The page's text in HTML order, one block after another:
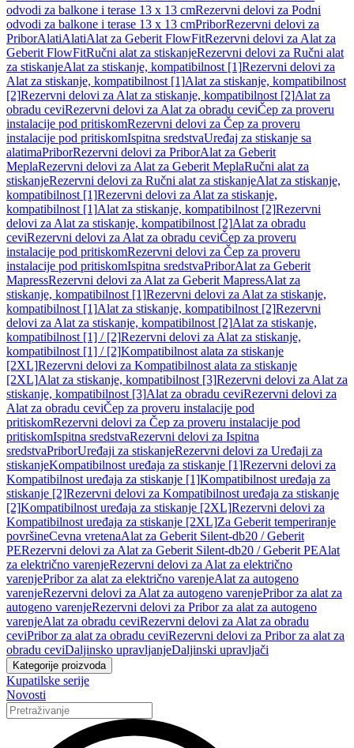
odvodi za balkone i terase 13 x 13 cmRezervni delovi za Podni
odvodi za balkone i terase 13 x 13 cmPriborRezervni delovi za
PriborAlatiAlatiAlat za Geberit FlowFitRezervni delovi za Alat za
Geberit FlowFitRučni alat za stiskanjeRezervni delovi za Ručni alat
za stiskanjeAlat za stiskanje, kompatibilnost [1]Rezervni delovi za
Alat za stiskanje, kompatibilnost [1]Alat za stiskanje, kompatibilnost
[2]Rezervni delovi za Alat za stiskanje, kompatibilnost [2]Alat za
obradu ceviRezervni delovi za Alat za obradu ceviČep za proveru
instalacije pod pritiskomRezervni delovi za Čep za proveru
instalacije pod pritiskomIspitna sredstvaUređaj za stiskanje sa
alatimaPriborRezervni delovi za PriborAlat za Geberit
MeplaRezervni delovi za Alat za Geberit MeplaRučni alat za
stiskanjeRezervni delovi za Ručni alat za stiskanjeAlat za stiskanje,
kompatibilnost [1]Rezervni delovi za Alat za stiskanje,
kompatibilnost [1]Alat za stiskanje, kompatibilnost [2]Rezervni
delovi za Alat za stiskanje, kompatibilnost [2]Alat za obradu
ceviRezervni delovi za Alat za obradu ceviČep za proveru
instalacije pod pritiskomRezervni delovi za Čep za proveru
instalacije pod pritiskomIspitna sredstvaPriborAlat za Geberit
MapressRezervni delovi za Alat za Geberit MapressAlat za
stiskanje, kompatibilnost [1]Rezervni delovi za Alat za stiskanje,
kompatibilnost [1]Alat za stiskanje, kompatibilnost [2]Rezervni
delovi za Alat za stiskanje, kompatibilnost [2]Alat za stiskanje,
kompatibilnost [1] / [2]Rezervni delovi za Alat za stiskanje,
kompatibilnost [1] / [2]Kompatibilnost alata za stiskanje
[2XL]Rezervni delovi za Kompatibilnost alata za stiskanje
[2XL]Alat za stiskanje, kompatibilnost [3]Rezervni delovi za Alat za
stiskanje, kompatibilnost [3]Alat za obradu ceviRezervni delovi za
Alat za obradu ceviČep za proveru instalacije pod
pritiskomRezervni delovi za Čep za proveru instalacije pod
pritiskomIspitna sredstvaRezervni delovi za Ispitna
sredstvaPriborUređaji za stiskanjeRezervni delovi za Uređaji za
stiskanjeKompatibilnost uređaja za stiskanje [1]Rezervni delovi za
Kompatibilnost uređaja za stiskanje [1]Kompatibilnost uređaja za
stiskanje [2]Rezervni delovi za Kompatibilnost uređaja za stiskanje
[2]Kompatibilnost uređaja za stiskanje [2XL]Rezervni delovi za
Kompatibilnost uređaja za stiskanje [2XL]Za Geberit temperiranje
površineCevna vretenaAlat za Geberit Silent-db20 / Geberit
PERezervni delovi za Alat za Geberit Silent-db20 / Geberit PEAlat
za električno varenjeRezervni delovi za Alat za električno
varenjePribor za alat za električno varenjeAlat za autogeno
varenjeRezervni delovi za Alat za autogeno varenjePribor za alat za
autogeno varenjeRezervni delovi za Pribor za alat za autogeno
varenjeAlat za obradu ceviRezervni delovi za Alat za obradu
ceviPribor za alat za obradu ceviRezervni delovi za Pribor za alat za
obradu ceviDaljinsko upravljanjeDaljinski upravljači
Kategorije proizvoda
Kupatilske serije
Novosti